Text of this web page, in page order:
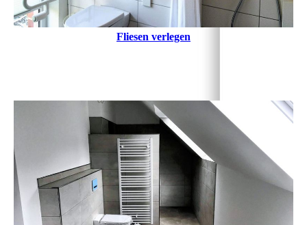
Fliesen verlegen